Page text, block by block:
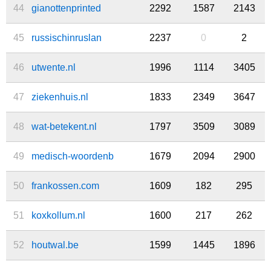
44 gianottenprinted 2292 1587 2143
45 russischinruslan 2237 0 2
46 utwente.nl 1996 1114 3405
47 ziekenhuis.nl 1833 2349 3647
48 wat-betekent.nl 1797 3509 3089
49 medisch-woordenb 1679 2094 2900
50 frankossen.com 1609 182 295
51 koxkollum.nl 1600 217 262
52 houtwal.be 1599 1445 1896